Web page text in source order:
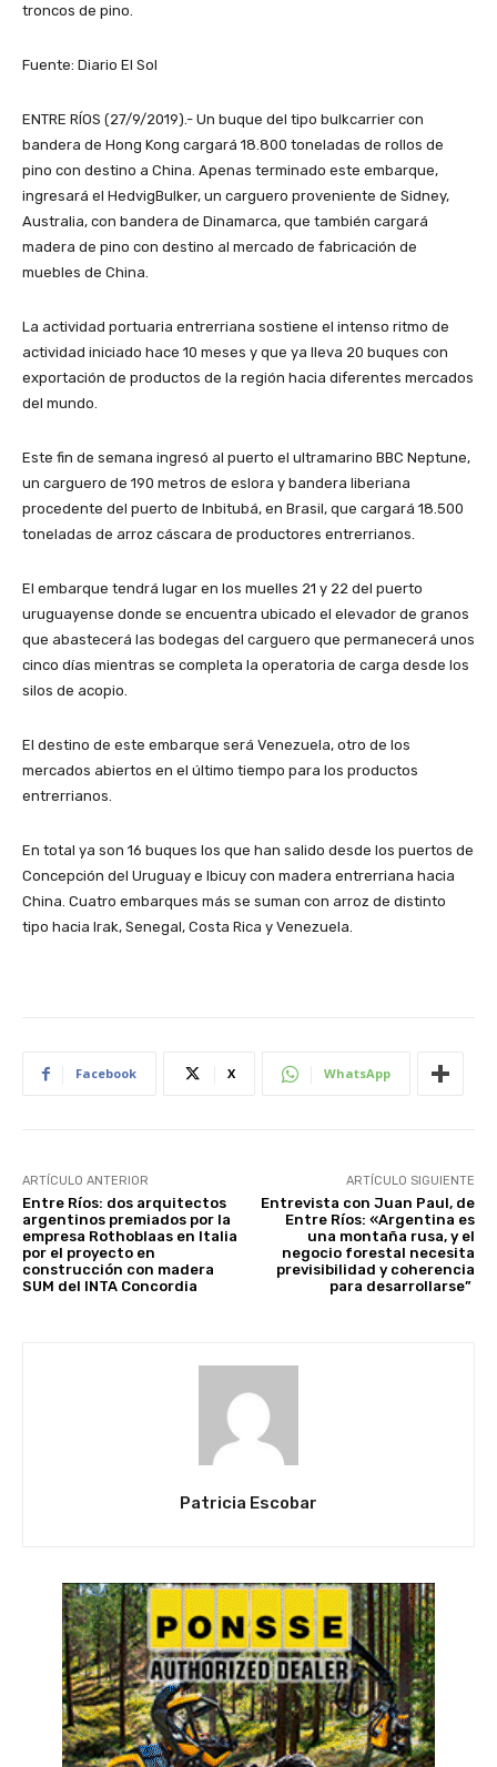
troncos de pino.
Fuente: Diario El Sol
ENTRE RÍOS (27/9/2019).- Un buque del tipo bulkcarrier con
bandera de Hong Kong cargará 18.800 toneladas de rollos de
pino con destino a China. Apenas terminado este embarque,
ingresará el HedvigBulker, un carguero proveniente de Sidney,
Australia, con bandera de Dinamarca, que también cargará
madera de pino con destino al mercado de fabricación de
muebles de China.
La actividad portuaria entrerriana sostiene el intenso ritmo de
actividad iniciado hace 10 meses y que ya lleva 20 buques con
exportación de productos de la región hacia diferentes mercados
del mundo.
Este fin de semana ingresó al puerto el ultramarino BBC Neptune,
un carguero de 190 metros de eslora y bandera liberiana
procedente del puerto de Inbitubá, en Brasil, que cargará 18.500
toneladas de arroz cáscara de productores entrerrianos.
El embarque tendrá lugar en los muelles 21 y 22 del puerto
uruguayense donde se encuentra ubicado el elevador de granos
que abastecerá las bodegas del carguero que permanecerá unos
cinco días mientras se completa la operatoria de carga desde los
silos de acopio.
El destino de este embarque será Venezuela, otro de los
mercados abiertos en el último tiempo para los productos
entrerrianos.
En total ya son 16 buques los que han salido desde los puertos de
Concepción del Uruguay e Ibicuy con madera entrerriana hacia
China. Cuatro embarques más se suman con arroz de distinto
tipo hacia Irak, Senegal, Costa Rica y Venezuela.
Facebook X WhatsApp
ARTÍCULO ANTERIOR
Entre Ríos: dos arquitectos
argentinos premiados por la
empresa Rothoblaas en Italia
por el proyecto en
construcción con madera
SUM del INTA Concordia
ARTÍCULO SIGUIENTE
Entrevista con Juan Paul, de
Entre Ríos: «Argentina es
una montaña rusa, y el
negocio forestal necesita
previsibilidad y coherencia
para desarrollarse”
Patricia Escobar